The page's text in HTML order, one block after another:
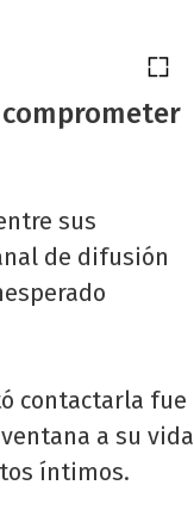
comprometer
sus
de difusión
contactarla fue
a su vida
íntimos.